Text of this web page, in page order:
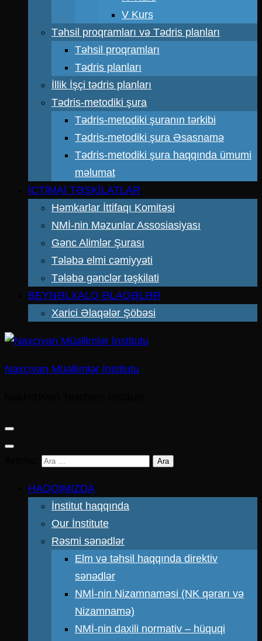
V Kurs
Təhsil proqramları və Tədris planları
Təhsil proqramları
Tədris planları
İllik İşçi tədris planları
Tədris-metodiki şura
Tədris-metodiki şuranın tərkibi
Tədris-metodiki şura Əsasnamə
Tədris-metodiki şura haqqında ümumi
məlumat
İCTİMAİ TƏŞKİLATLAR
Həmkarlar İttifaqı Komitəsi
NMİ-nin Məzunlar Assosiasiyası
Gənc Alimlər Şurası
Tələbə elmi cəmiyyəti
Tələbə gənclər təşkilati
BEYNƏLXALQ ƏLAQƏLƏR
Xarici Əlaqələr Şöbəsi
Naxçıvan Müəllimlər İnstitutu
HAQQIMIZDA
İnstitut haqqında
Our İnstitute
Rəsmi sənədlər
Elm və təhsil haqqında direktiv
sənədlər
NMİ-nin Nizamnaməsi (NK qərarı və
Nizamnamə)
NMİ-nin daxili normativ – hüquqi